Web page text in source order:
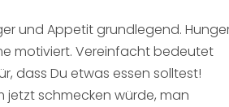
und Appetit grundlegend.
motiviert. Vereinfacht bedeutet
dass Du etwas essen solltest!
schmecken würde, man